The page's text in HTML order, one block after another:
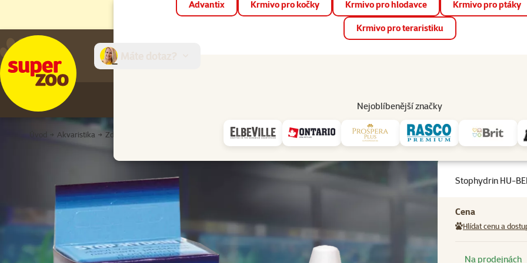
📱 Stáhněte si novou aplikaci Super zoo.Více informací
Advantix Krmivo pro kočky Krmivo pro hlodavce Krmivo pro ptáky
Krmivo pro teraristiku
Nejoblíbenější značky
Prodejny Služby
Akvaristika Zdraví a kondice ryb Stophydrin HU-BEN proti bezobratlým 50ml
Stophydrin HU-
Cena
Hlídat cenu a
Na prodejnách